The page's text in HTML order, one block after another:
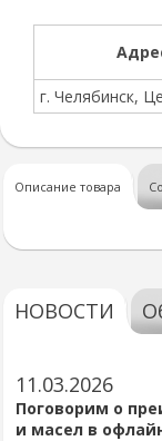
г. Челябинск,
Описание товара
НОВОСТИ
11.03.2026
Поговорим о
и масел в